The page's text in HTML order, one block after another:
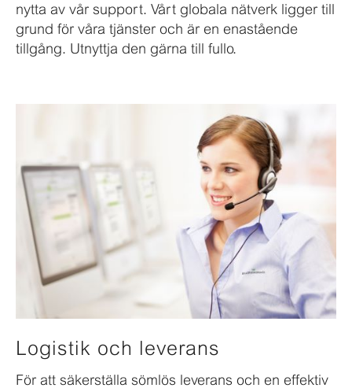
nytta av vår support. Vårt globala nätverk ligger till
grund för våra tjänster och är en enastående
tillgång. Utnyttja den gärna till fullo.
Logistik och leverans
För att säkerställa sömlös leverans och en effektiv